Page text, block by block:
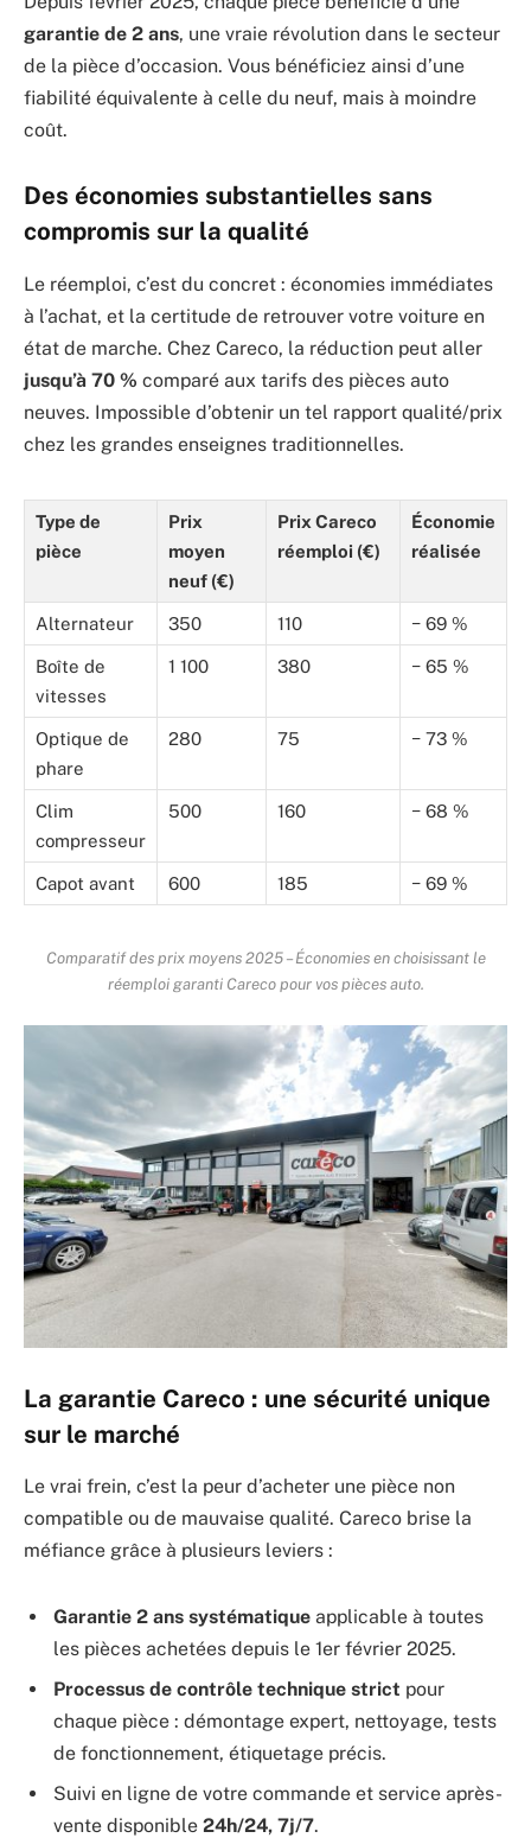
garantie de 2 ans, une vraie révolution dans le secteur
de la pièce d’occasion. Vous bénéficiez ainsi d’une
fiabilité équivalente à celle du neuf, mais à moindre
coût.
Des économies substantielles sans
compromis sur la qualité
Le réemploi, c’est du concret : économies immédiates
à l’achat, et la certitude de retrouver votre voiture en
état de marche. Chez Careco, la réduction peut aller
jusqu’à 70 % comparé aux tarifs des pièces auto
neuves. Impossible d’obtenir un tel rapport qualité/prix
chez les grandes enseignes traditionnelles.
Type de
pièce
Prix
moyen
neuf (€)
Prix Careco
réemploi (€)
Économie
réalisée
Alternateur 350 110 − 69 %
Boîte de
vitesses
1 100 380 − 65 %
Optique de
phare
280 75 − 73 %
Clim
compresseur
500 160 − 68 %
Capot avant 600 185 − 69 %
Comparatif des prix moyens 2025 – Économies en choisissant le
réemploi garanti Careco pour vos pièces auto.
La garantie Careco : une sécurité unique
sur le marché
Le vrai frein, c’est la peur d’acheter une pièce non
compatible ou de mauvaise qualité. Careco brise la
méfiance grâce à plusieurs leviers :
Garantie 2 ans systématique applicable à toutes
les pièces achetées depuis le 1er février 2025.
Processus de contrôle technique strict pour
chaque pièce : démontage expert, nettoyage, tests
de fonctionnement, étiquetage précis.
Suivi en ligne de votre commande et service après-
vente disponible 24h/24, 7j/7.